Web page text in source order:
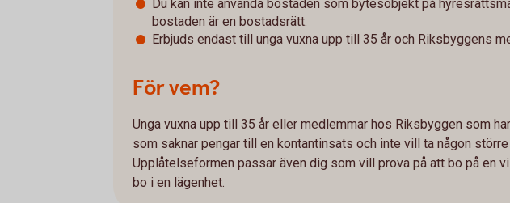
Du kan inte använda bostaden som bytesobjekt på
bostaden är en bostadsrätt.
Erbjuds endast till unga vuxna upp till 35 år och Riksbyggens
För vem?
Unga vuxna upp till 35 år eller medlemmar hos Riksbyggen som
som saknar pengar till en kontantinsats och inte vill ta någon
Upplåtelseformen passar även dig som vill prova på att bo på en
bo i en lägenhet.